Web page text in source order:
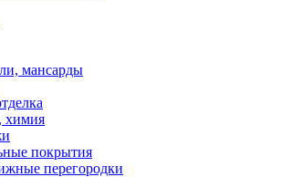
мансарды
химия
покрытия
перегородки